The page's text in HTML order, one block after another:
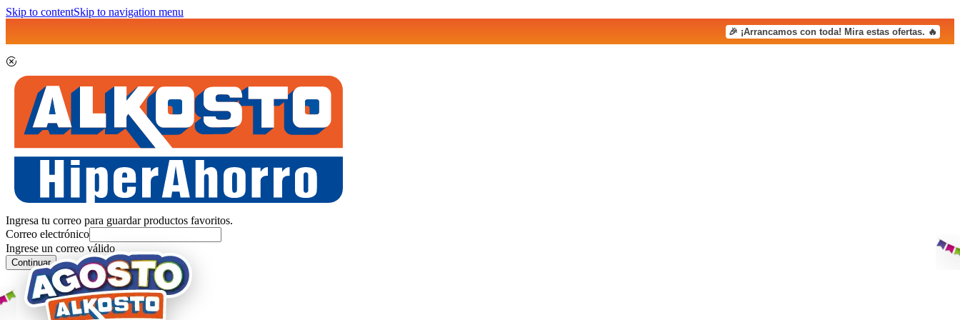
Skip to contentSkip to navigation menu
🎉 ¡Arrancamos con toda! Mira estas ofertas. 🔥
Ingresa tu correo para guardar productos favoritos.
Correo electrónico
Ingrese un correo válido
Continuar